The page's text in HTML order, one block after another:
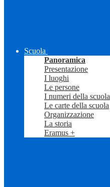
Scuola
Panoramica
Presentazione
I luoghi
Le persone
I numeri della scuola
Le carte della scuola
Organizzazione
La storia
Eramus +